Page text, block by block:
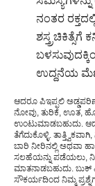
ನಂತರ
ಉದ್ದನೆಯ
ಆದರೂ ಪಿಇಪ್ಪಲಿ
ನೋವು, ತುರಿಕೆ, ಊತ,
ಉಂಟುಮಾಡಬಹುದು.
ತೆಗೆದುಕೊಳ್ಳಿ.
ಬಾರಿ ನೀರಿನಲ್ಲಿ ಅಥವಾ
ಸಲಹೆಯನ್ನು ಪಡೆಯಲು,
ಮಾತನಾಡಬಹುದು. ಬುಕ್
ಸೌಕರ್ಯದಿಂದ ನಿಮ್ಮ